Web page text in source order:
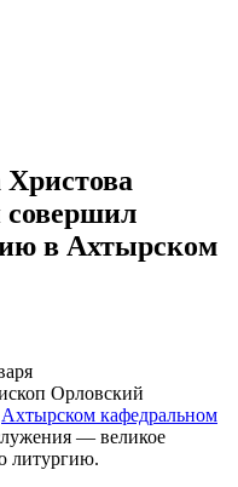
совершил
в Ахтырском
Орловский
Ахтырском кафедральном
— великое
литургию.